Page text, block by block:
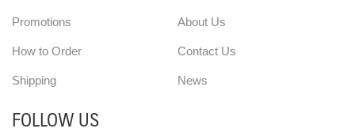
Promotions
How to Order
Shipping
About Us
Contact Us
News
FOLLOW US